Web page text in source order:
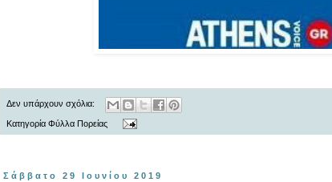
Δεν υπάρχουν σχόλια:
Κατηγορία Φύλλα Πορείας
Σάββατο 29 Ιουνίου 2019